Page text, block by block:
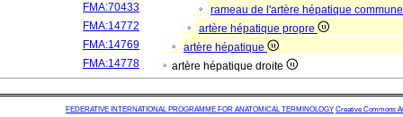
FMA:70433
rameau de l'artère hépatique
FMA:14772
artère hépatique propre
FMA:14769
artère hépatique
FMA:14778
artère hépatique droite
FEDERATIVE INTERNATIONAL PROGRAMME FOR ANATOMICAL TERMINOLOGY Creative Commons